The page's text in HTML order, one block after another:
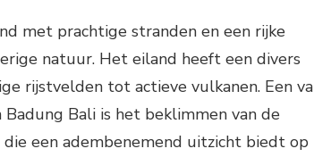
met prachtige stranden en een rijke
natuur. Het eiland heeft een divers
rijstvelden tot actieve vulkanen. Een
Bali is het beklimmen van de
een adembenemend uitzicht biedt op